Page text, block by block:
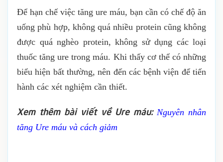
Để hạn chế việc tăng ure máu, bạn cần có chế độ ăn
uống phù hợp, không quá nhiều protein cũng không
được quá nghèo protein, không sử dụng các loại
thuốc tăng ure trong máu. Khi thấy cơ thể có những
biểu hiện bất thường, nên đến các bệnh viện để tiến
hành các xét nghiệm cần thiết.
Xem thêm bài viết về Ure máu: Nguyên nhân
tăng Ure máu và cách giảm